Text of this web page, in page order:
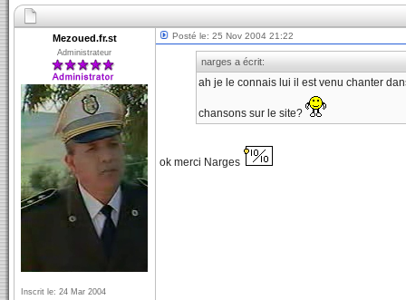
Mezoued.fr.st
Administrateur
Inscrit le: 24 Mar 2004
Posté le: 25 Nov 2004 21:22
narges a écrit:
ah je le connais lui il est venu chanter
chansons sur le site?
ok merci Narges